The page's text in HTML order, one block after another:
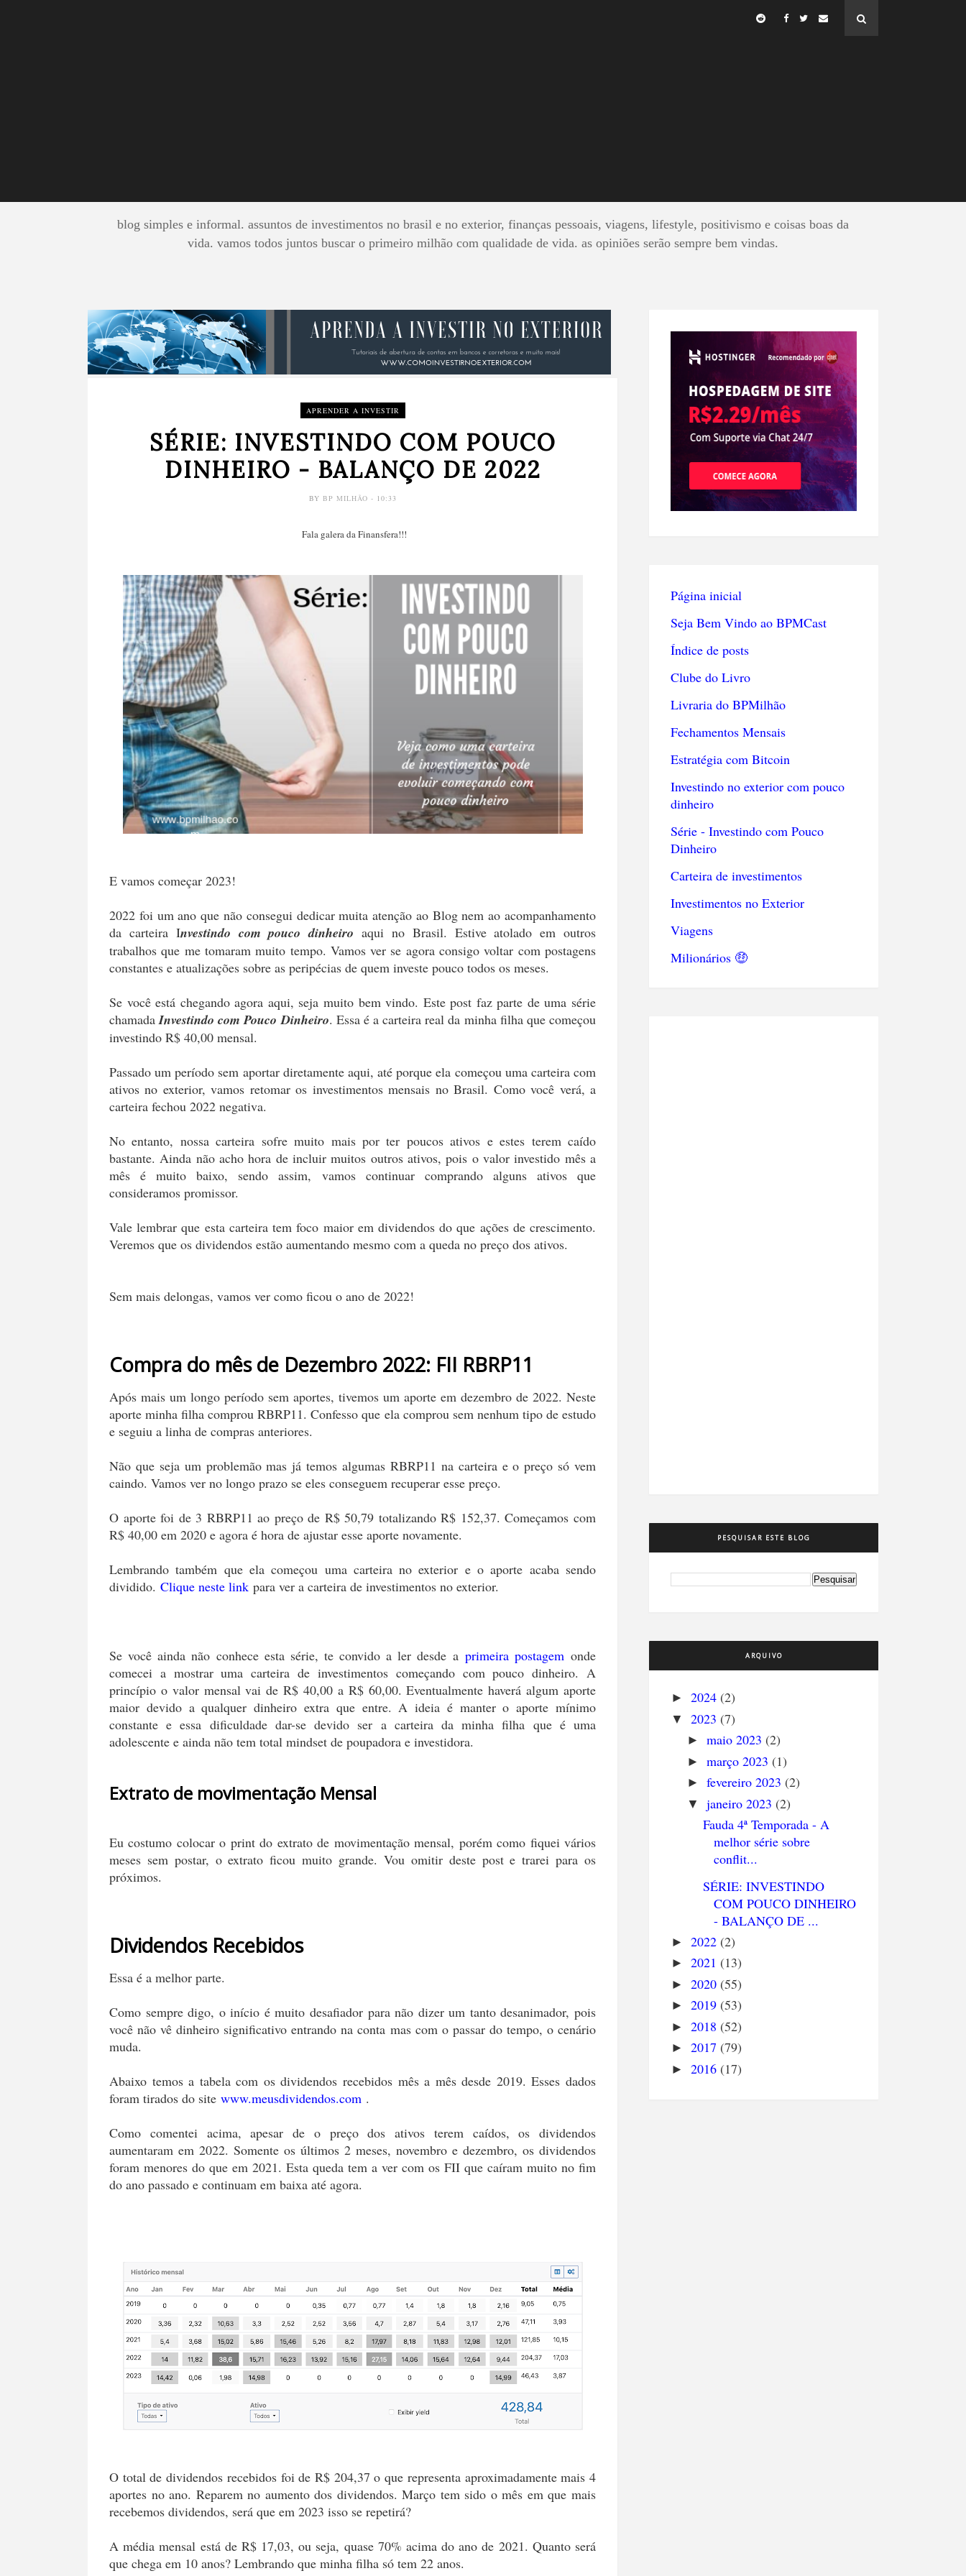
blog simples e informal. assuntos de investimentos no brasil e no exterior, finanças pessoais, viagens, lifestyle, positivismo e coisas boas da
vida. vamos todos juntos buscar o primeiro milhão com qualidade de vida. as opiniões serão sempre bem vindas.
APRENDER A INVESTIR
SÉRIE: INVESTINDO COM POUCO
DINHEIRO - BALANÇO DE 2022
BY BP MILHÃO - 10:33
Fala galera da Finansfera!!!
E vamos começar 2023!
2022 foi um ano que não consegui dedicar muita atenção ao Blog nem ao acompanhamento
da carteira Investindo com pouco dinheiro aqui no Brasil. Estive atolado em outros
trabalhos que me tomaram muito tempo. Vamos ver se agora consigo voltar com postagens
constantes e atualizações sobre as peripécias de quem investe pouco todos os meses.
Se você está chegando agora aqui, seja muito bem vindo. Este post faz parte de uma série
chamadaInvestindo com Pouco Dinheiro. Essa é a carteira real da minha filha que começou
investindo R$ 40,00 mensal.
Passado um período sem aportar diretamente aqui, até porque ela começou uma carteira com
ativos no exterior, vamos retomar os investimentos mensais no Brasil. Como você verá, a
carteira fechou 2022 negativa.
No entanto, nossa carteira sofre muito mais por ter poucos ativos e estes terem caído
bastante. Ainda não acho hora de incluir muitos outros ativos, pois o valor investido mês a
mês é muito baixo, sendo assim, vamos continuar comprando alguns ativos que
consideramos promissor.
Vale lembrar que esta carteira tem foco maior em dividendos do que ações de crescimento.
Veremos que os dividendos estão aumentando mesmo com a queda no preço dos ativos.
Sem mais delongas, vamos ver como ficou o ano de 2022!
Compra do mês de Dezembro 2022: FII RBRP11
Após mais um longo período sem aportes, tivemos um aporte em dezembro de 2022. Neste
aporte minha filha comprou RBRP11. Confesso que ela comprou sem nenhum tipo de estudo
e seguiu a linha de compras anteriores.
Não que seja um problemão mas já temos algumas RBRP11 na carteira e o preço só vem
caindo. Vamos ver no longo prazo se eles conseguem recuperar esse preço.
O aporte foi de 3 RBRP11 ao preço de R$ 50,79 totalizando R$ 152,37. Começamos com
R$ 40,00 em 2020 e agora é hora de ajustar esse aporte novamente.
Lembrando também que ela começou uma carteira no exterior e o aporte acaba sendo
dividido. Clique neste link para ver a carteira de investimentos no exterior.
Se você ainda não conhece esta série, te convido a ler desde a primeira postagemonde
comecei a mostrar uma carteira de investimentos começando com pouco dinheiro. A
princípio o valor mensal vai de R$ 40,00 a R$ 60,00. Eventualmente haverá algum aporte
maior devido a qualquer dinheiro extra que entre. A ideia é manter o aporte mínimo
constante e essa dificuldade dar-se devido ser a carteira da minha filha que é uma
adolescente e ainda não tem total mindset de poupadora e investidora.
Extrato de movimentação Mensal
Eu costumo colocar o print do extrato de movimentação mensal, porém como fiquei vários
meses sem postar, o extrato ficou muito grande. Vou omitir deste post e trarei para os
próximos.
Dividendos Recebidos
Essa é a melhor parte.
Como sempre digo, o início é muito desafiador para não dizer um tanto desanimador, pois
você não vê dinheiro significativo entrando na conta mas com o passar do tempo, o cenário
muda.
Abaixo temos a tabela com os dividendos recebidos mês a mês desde 2019. Esses dados
foram tirados do site www.meusdividendos.com .
Como comentei acima, apesar de o preço dos ativos terem caídos, os dividendos
aumentaram em 2022. Somente os últimos 2 meses, novembro e dezembro, os dividendos
foram menores do que em 2021. Esta queda tem a ver com os FII que caíram muito no fim
do ano passado e continuam em baixa até agora.
O total de dividendos recebidos foi de R$ 204,37 o que representa aproximadamente mais 4
aportes no ano. Reparem no aumento dos dividendos. Março tem sido o mês em que mais
recebemos dividendos, será que em 2023 isso se repetirá?
A média mensal está de R$ 17,03, ou seja, quase 70% acima do ano de 2021. Quanto será
que chega em 10 anos? Lembrando que minha filha só tem 22 anos.
Página inicial
Seja Bem Vindo ao BPMCast
Índice de posts
Clube do Livro
Livraria do BPMilhão
Fechamentos Mensais
Estratégia com Bitcoin
Investindo no exterior com pouco
dinheiro
Série - Investindo com Pouco
Dinheiro
Carteira de investimentos
Investimentos no Exterior
Viagens
Milionários 🤑
PESQUISAR ESTE BLOG
ARQUIVO
► 2024 (2)
▼ 2023 (7)
► maio 2023 (2)
► março 2023 (1)
► fevereiro 2023 (2)
▼ janeiro 2023 (2)
Fauda 4ª Temporada - A
melhor série sobre
conflit...
SÉRIE: INVESTINDO
COM POUCO DINHEIRO
- BALANÇO DE ...
► 2022 (2)
► 2021 (13)
► 2020 (55)
► 2019 (53)
► 2018 (52)
► 2017 (79)
► 2016 (17)